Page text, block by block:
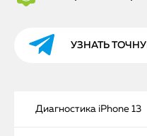
УЗНАТЬ
Диагностика iPhone 13